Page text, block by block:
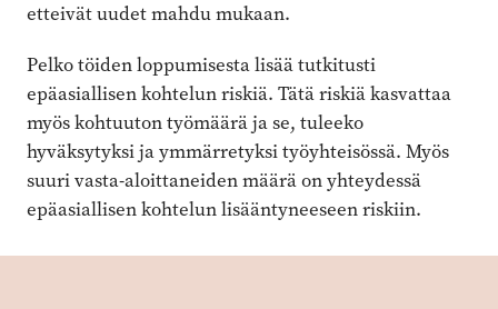
etteivät uudet mahdu mukaan.
Pelko töiden loppumisesta lisää tutkitusti
epäasiallisen kohtelun riskiä. Tätä riskiä kasvattaa
myös kohtuuton työmäärä ja se, tuleeko
hyväksytyksi ja ymmärretyksi työyhteisössä. Myös
suuri vasta-aloittaneiden määrä on yhteydessä
epäasiallisen kohtelun lisääntyneeseen riskiin.